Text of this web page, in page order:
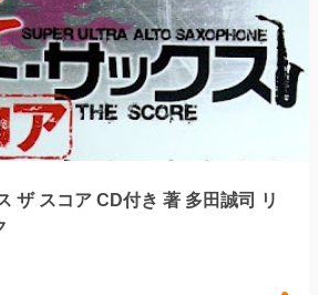
ザ スコア CD付き 著 多田誠司 リ